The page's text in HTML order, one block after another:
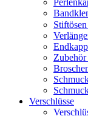
Verschlüsse